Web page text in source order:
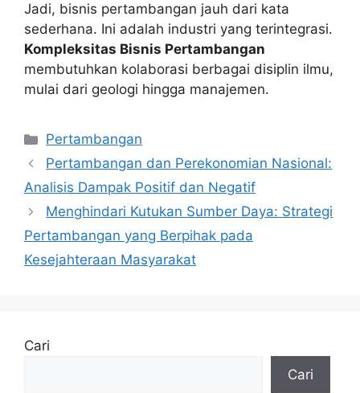
Jadi, bisnis pertambangan jauh dari kata
sederhana. Ini adalah industri yang terintegrasi.
Kompleksitas Bisnis Pertambangan
membutuhkan kolaborasi berbagai disiplin ilmu,
mulai dari geologi hingga manajemen.
Kategori
Pertambangan
Pertambangan dan Perekonomian Nasional:
Analisis Dampak Positif dan Negatif
Menghindari Kutukan Sumber Daya: Strategi
Pertambangan yang Berpihak pada
Kesejahteraan Masyarakat
Cari
Cari